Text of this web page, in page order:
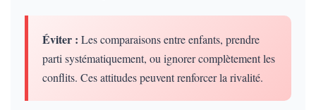
Éviter : Les comparaisons entre enfants, prendre
parti systématiquement, ou ignorer complètement les
conflits. Ces attitudes peuvent renforcer la rivalité.